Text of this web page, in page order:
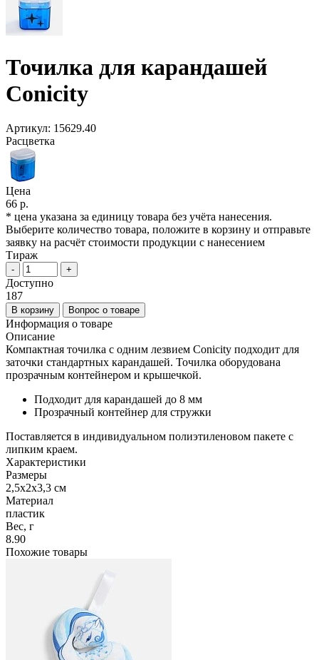
Точилка для карандашей
Conicity
Артикул: 15629.40
Расцветка
Цена
66 р.
* цена указана за единицу товара без учёта нанесения.
Выберите количество товара, положите в корзину и отправьте
заявку на расчёт стоимости продукции с нанесением
Тираж
- +
Доступно
187
В корзину Вопрос о товаре
Информация о товаре
Описание
Компактная точилка с одним лезвием Conicity подходит для
заточки стандартных карандашей. Точилка оборудована
прозрачным контейнером и крышечкой.
Подходит для карандашей до 8 мм
Прозрачный контейнер для стружки
Поставляется в индивидуальном полиэтиленовом пакете с
липким краем.
Характеристики
Размеры
2,5х2х3,3 см
Материал
пластик
Вес, г
8.90
Похожие товары